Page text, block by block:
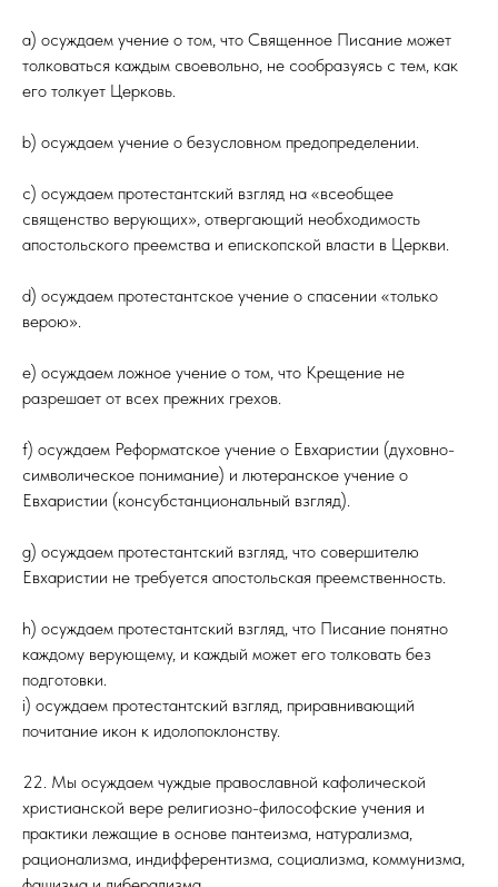
а) осуждаем учение о том, что Священное Писание может
толковаться каждым своевольно, не сообразуясь с тем, как
его толкует Церковь.
b) осуждаем учение о безусловном предопределении.
с) осуждаем протестантский взгляд на «всеобщее
священство верующих», отвергающий необходимость
апостольского преемства и епископской власти в Церкви.
d) осуждаем протестантское учение о спасении «только
верою».
e) осуждаем ложное учение о том, что Крещение не
разрешает от всех прежних грехов.
f) осуждаем Реформатское учение о Евхаристии (духовно-
символическое понимание) и лютеранское учение о
Евхаристии (консубстанциональный взгляд).
g) осуждаем протестантский взгляд, что совершителю
Евхаристии не требуется апостольская преемственность.
h) осуждаем протестантский взгляд, что Писание понятно
каждому верующему, и каждый может его толковать без
подготовки.
i) осуждаем протестантский взгляд, приравнивающий
почитание икон к идолопоклонству.
22. Мы осуждаем чуждые православной кафолической
христианской вере религиозно-философские учения и
практики лежащие в основе пантеизма, натурализма,
рационализма, индифферентизма, социализма, коммунизма,